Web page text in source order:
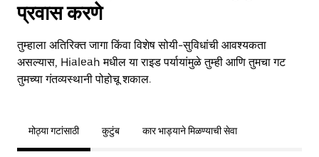
प्रवास करणे
तुम्हाला अतिरिक्त जागा किंवा विशेष सोयी-सुविधांची आवश्यकता
असल्यास, Hialeah मधील या राइड पर्यायांमुळे तुम्ही आणि तुमचा गट
तुमच्या गंतव्यस्थानी पोहोचू शकाल.
मोठ्या गटांसाठी कुटुंब कार भाड्याने मिळण्याची सेवा